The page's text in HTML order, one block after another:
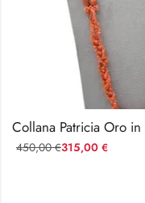
315,00 €
450,00€